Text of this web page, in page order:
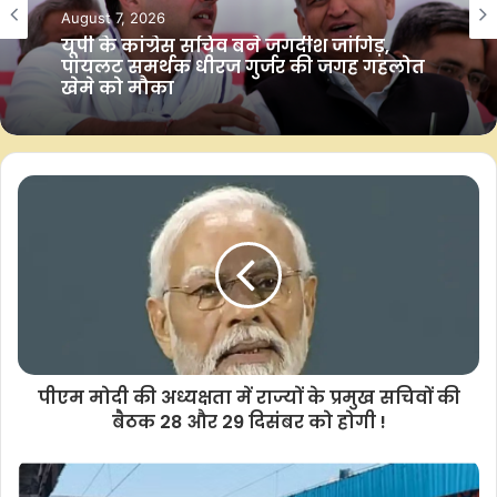
c
e
b
o
k
a
t
s
A
p
i
t
t
e
p
y
L
i
k
a
r
e
August 7, 2026
यूपी के कांग्रेस सचिव बने जगदीश जांगिड़,
पायलट समर्थक धीरज गुर्जर की जगह गहलोत
खेमे को मौका
पीएम मोदी की अध्यक्षता में राज्यों के प्रमुख सचिवों की
बैठक 28 और 29 दिसंबर को होगी !